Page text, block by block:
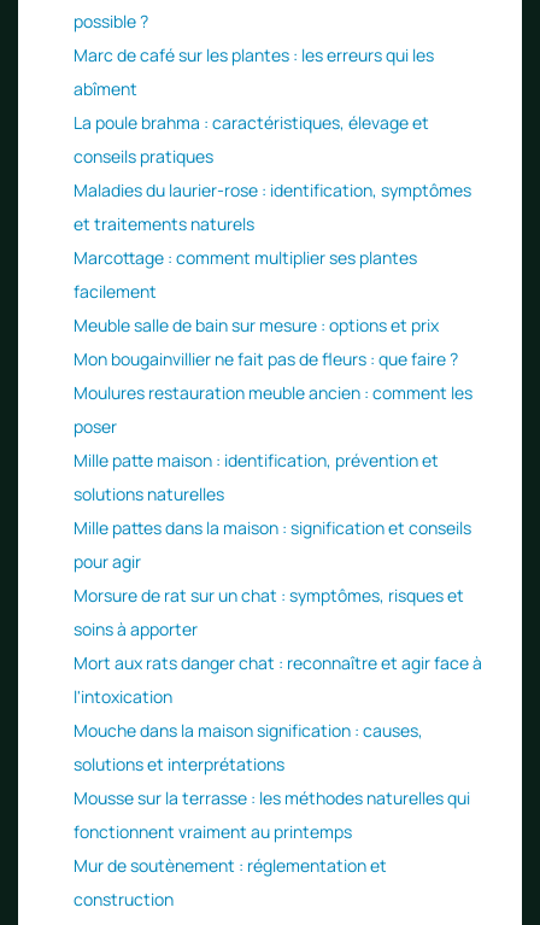
possible ?
Marc de café sur les plantes : les erreurs qui les
abîment
La poule brahma : caractéristiques, élevage et
conseils pratiques
Maladies du laurier-rose : identification, symptômes
et traitements naturels
Marcottage : comment multiplier ses plantes
facilement
Meuble salle de bain sur mesure : options et prix
Mon bougainvillier ne fait pas de fleurs : que faire ?
Moulures restauration meuble ancien : comment les
poser
Mille patte maison : identification, prévention et
solutions naturelles
Mille pattes dans la maison : signification et conseils
pour agir
Morsure de rat sur un chat : symptômes, risques et
soins à apporter
Mort aux rats danger chat : reconnaître et agir face à
l'intoxication
Mouche dans la maison signification : causes,
solutions et interprétations
Mousse sur la terrasse : les méthodes naturelles qui
fonctionnent vraiment au printemps
Mur de soutènement : réglementation et
construction